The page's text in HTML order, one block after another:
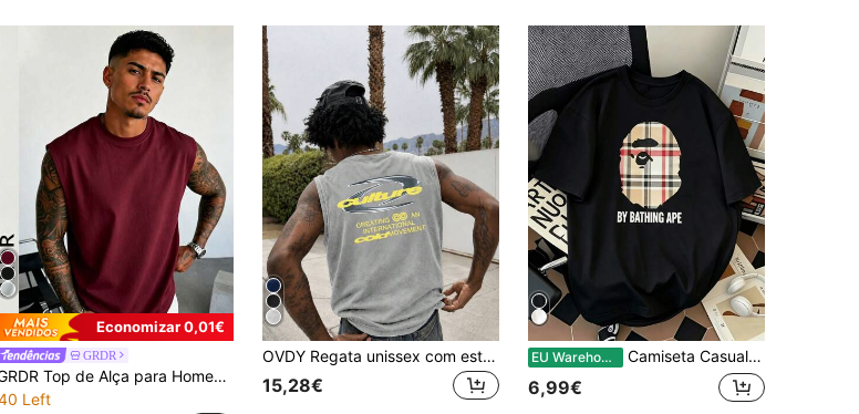
Economizar 0,01€
GRDR
GRDR Top de Alça para Homem de Verão, Clássico, Cor Lisa, Fino, Sem Mangas, Gola Redonda, Adequado para Desporto, Fitness e Uso Diário
Left
OVDY Regata unissex com estampa metálica estilo vintage de rua, modelagem solta, ideal para festivais de música.
15,28€
EU Warehouse Camiseta Casual de Verão Masculina - Camiseta com Estampa de Cabeça de Macaco - Estilo Americano Simples - Camiseta de Algodão Casual com Gola Redonda
6,99€